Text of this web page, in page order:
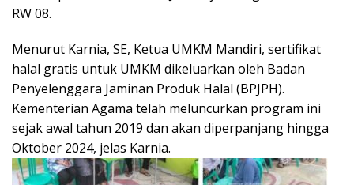
RW 08.
Menurut Karnia, SE, Ketua UMKM Mandiri, sertifikat
halal gratis untuk UMKM dikeluarkan oleh Badan
Penyelenggara Jaminan Produk Halal (BPJPH).
Kementerian Agama telah meluncurkan program ini
sejak awal tahun 2019 dan akan diperpanjang hingga
Oktober 2024, jelas Karnia.